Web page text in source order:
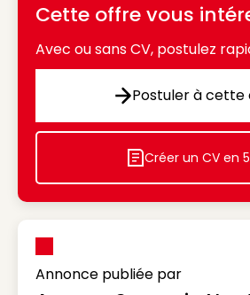
Cette offre vous
Avec ou sans CV, postulez
Postuler à cette
Icon
Créer un CV en
Annonce publiée par